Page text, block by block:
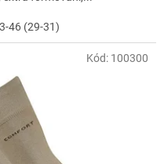
46 (29-31)
Kód: 100300